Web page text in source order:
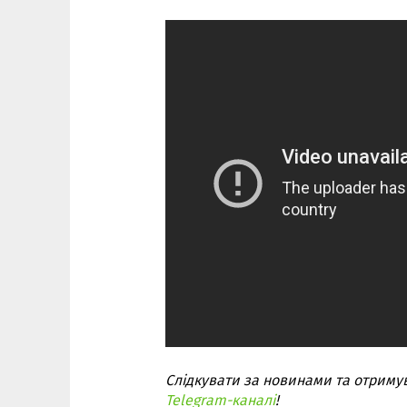
Слідкувати за новинами та
Telegram-каналі!